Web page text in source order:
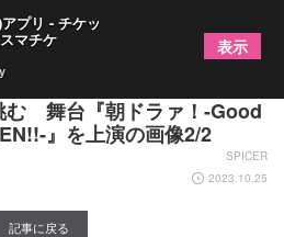
田悠暉がトリプル主演でド
む 舞台『朝ドラァ！-Good
』を上演の画像2/2
SPICER
2023.10.25
記事に戻る
プリ - チケッ
マチケ 表示